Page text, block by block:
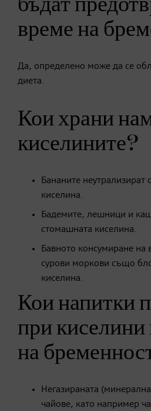
бъдат
време на
Да, определено може да се
диета.
Кои храни
киселините?
Бананите неутрализират
киселина.
Бадемите, лешници и
стомашната киселина.
Бавното консумиране на
сурови моркови също
киселина.
Кои напитки
при киселини
на
Негазираната
чайове, като например